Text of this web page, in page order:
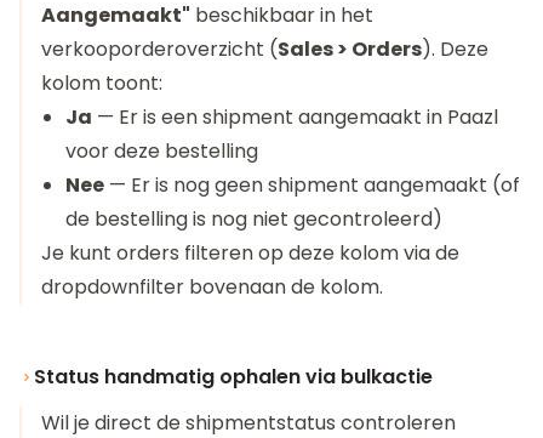
Aangemaakt" beschikbaar in het
verkooporderoverzicht (Sales > Orders). Deze
kolom toont:
Ja — Er is een shipment aangemaakt in Paazl
voor deze bestelling
Nee — Er is nog geen shipment aangemaakt (of
de bestelling is nog niet gecontroleerd)
Je kunt orders filteren op deze kolom via de
dropdownfilter bovenaan de kolom.
Status handmatig ophalen via bulkactie
Wil je direct de shipmentstatus controleren